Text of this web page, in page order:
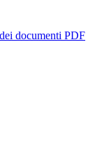
documenti PDF